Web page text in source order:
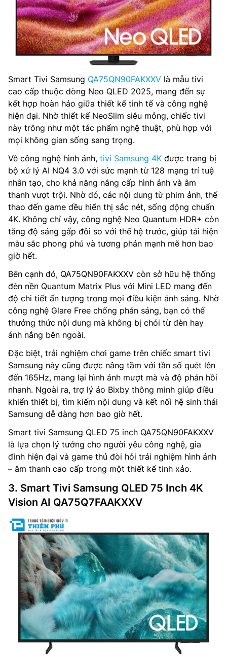
Smart Tivi Samsung QA75QN90FAKXXV là mẫu tivi
cao cấp thuộc dòng Neo QLED 2025, mang đến sự
kết hợp hoàn hảo giữa thiết kế tinh tế và công nghệ
hiện đại. Nhờ thiết kế NeoSlim siêu mỏng, chiếc tivi
này trông như một tác phẩm nghệ thuật, phù hợp với
mọi không gian sống sang trọng.
Về công nghệ hình ảnh, tivi Samsung 4K được trang bị
bộ xử lý AI NQ4 3.0 với sức mạnh từ 128 mạng trí tuệ
nhân tạo, cho khả năng nâng cấp hình ảnh và âm
thanh vượt trội. Nhờ đó, các nội dung từ phim ảnh, thể
thao đến game đều hiển thị sắc nét, sống động chuẩn
4K. Không chỉ vậy, công nghệ Neo Quantum HDR+ còn
tăng độ sáng gấp đôi so với thế hệ trước, giúp tái hiện
màu sắc phong phú và tương phản mạnh mẽ hơn bao
giờ hết.
Bên cạnh đó, QA75QN90FAKXXV còn sở hữu hệ thống
đèn nền Quantum Matrix Plus với Mini LED mang đến
độ chi tiết ấn tượng trong mọi điều kiện ánh sáng. Nhờ
công nghệ Glare Free chống phản sáng, bạn có thể
thưởng thức nội dung mà không bị chói từ đèn hay
ánh nắng bên ngoài.
Đặc biệt, trải nghiệm chơi game trên chiếc smart tivi
Samsung này cũng được nâng tầm với tần số quét lên
đến 165Hz, mang lại hình ảnh mượt mà và độ phản hồi
nhanh. Ngoài ra, trợ lý ảo Bixby thông minh giúp điều
khiển thiết bị, tìm kiếm nội dung và kết nối hệ sinh thái
Samsung dễ dàng hơn bao giờ hết.
Smart tivi Samsung QLED 75 inch QA75QN90FAKXXV
là lựa chọn lý tưởng cho người yêu công nghệ, gia
đình hiện đại và game thủ đòi hỏi trải nghiệm hình ảnh
– âm thanh cao cấp trong một thiết kế tinh xảo.
3. Smart Tivi Samsung QLED 75 Inch 4K
Vision AI QA75Q7FAAKXXV